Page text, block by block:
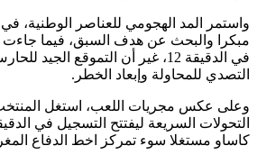
واستمر المد الهجومي للعناصر الوطنية،
مبكرا والبحث عن هدف السبق، فيما جاءت
في الدقيقة 12، غير أن التموقع
التصدي للمحاولة وإبعاد الخطر.
وعلى عكس مجريات اللعب، استغل المنتخب
كاساو مستغلا سوء تمركز اخط الدفاع